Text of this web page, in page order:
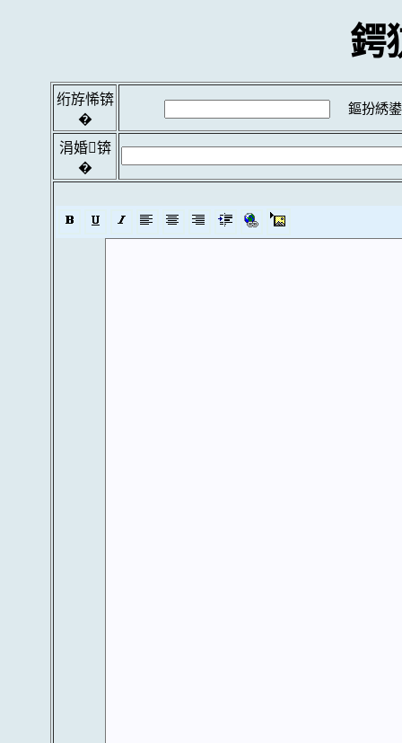
鍔
绗斿悕锛
�
鏂扮綉
涓婚锛
�